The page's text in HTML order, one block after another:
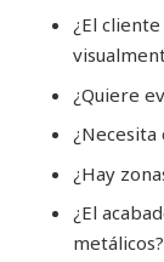
¿El
¿Quiere
¿Hay
¿El
metálicos?